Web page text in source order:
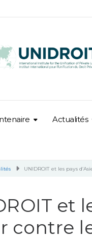
Actualités
UNIDROIT et les pays
et
contre